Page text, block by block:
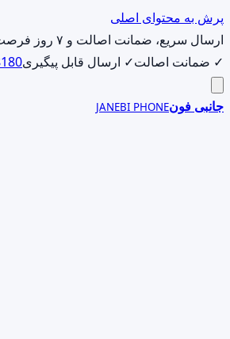
پرش به محتوای اصلی
ارسال سریع، ضمانت اصالت و ۷ روز فرصت بررسی کالا
✓ ضمانت اصالت✓ ارسال قابل پیگیری
جانبی فونJANEBI PHONE